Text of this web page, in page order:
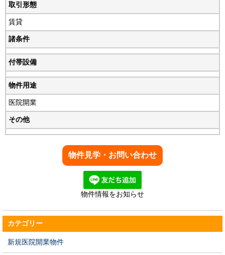
取引形態
賃貸
諸条件
付帯設備
物件用途
医院開業
その他
物件情報をお知らせ
カテゴリー
新規医院開業物件